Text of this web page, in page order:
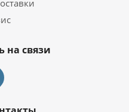
на связи